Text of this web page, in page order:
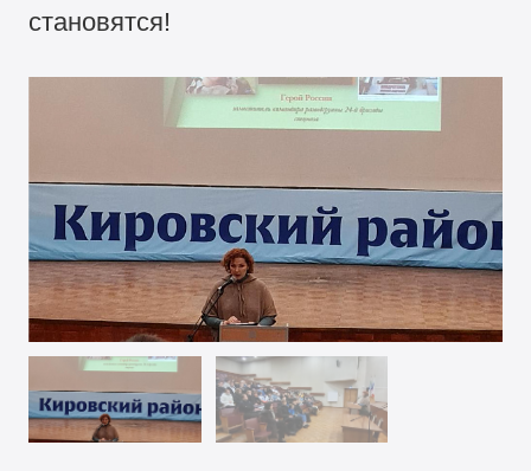
становятся!